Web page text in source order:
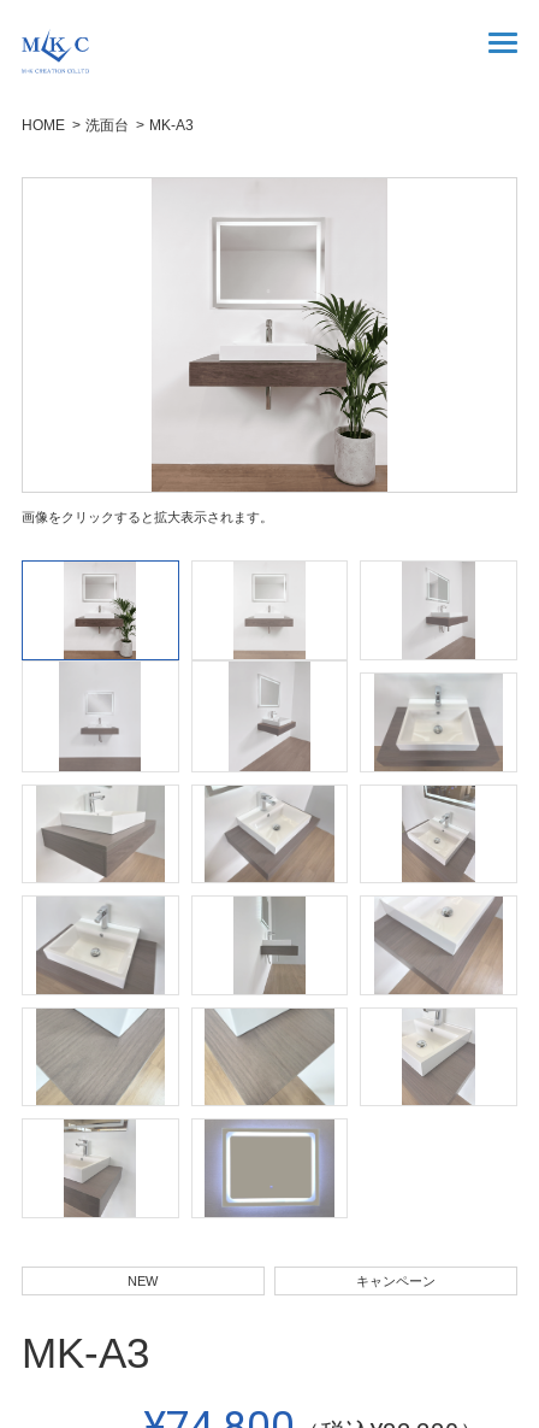
HOME 洗面台 MK-A3
画像をクリックすると拡大表示されます。
NEW キャンペーン
MK-A3